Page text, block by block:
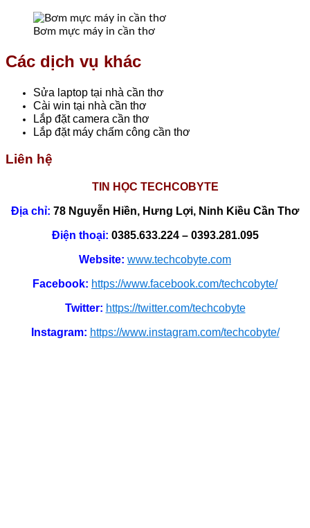
Bơm mực máy in cần thơ
Các dịch vụ khác
Sửa laptop tại nhà cần thơ
Cài win tại nhà cần thơ
Lắp đặt camera cần thơ
Lắp đặt máy chấm công cần thơ
Liên hệ
TIN HỌC TECHCOBYTE
Địa chỉ: 78 Nguyễn Hiền, Hưng Lợi, Ninh Kiều Cần Thơ
Điện thoại: 0385.633.224 – 0393.281.095
Website: www.techcobyte.com
Facebook: https://www.facebook.com/techcobyte/
Twitter: https://twitter.com/techcobyte
Instagram: https://www.instagram.com/techcobyte/